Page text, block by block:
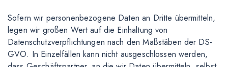
Sofern wir personenbezogene Daten an Dritte übermitteln,
legen wir großen Wert auf die Einhaltung von
Datenschutzverpflichtungen nach den Maßstäben der DS-
GVO. In Einzelfällen kann nicht ausgeschlossen werden,